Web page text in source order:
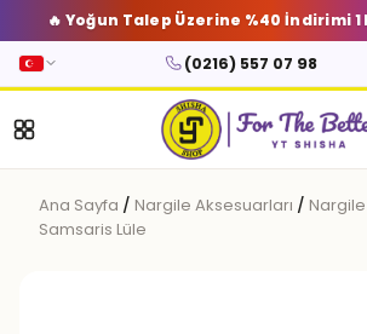
🔥 Yoğun Talep Üzerine %40 İndirimi 1
(0216) 557 07 98
Ana Sayfa / Nargile Aksesuarları /
Samsaris Lüle